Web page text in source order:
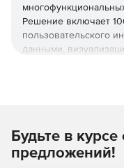
Решение включает
пользовательского
данными,
вида.
Исключительная
Будьте в
предложений!